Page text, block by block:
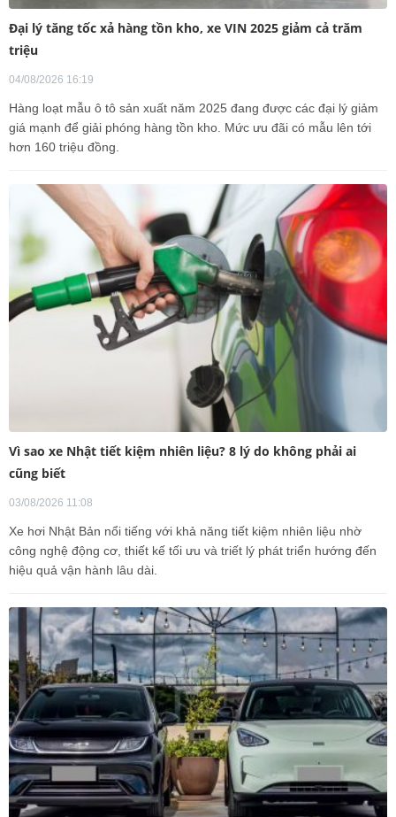
Đại lý tăng tốc xả hàng tồn kho, xe VIN 2025 giảm cả trăm
triệu
04/08/2026 16:19
Hàng loạt mẫu ô tô sản xuất năm 2025 đang được các đại lý giảm
giá mạnh để giải phóng hàng tồn kho. Mức ưu đãi có mẫu lên tới
hơn 160 triệu đồng.
Vì sao xe Nhật tiết kiệm nhiên liệu? 8 lý do không phải ai
cũng biết
03/08/2026 11:08
Xe hơi Nhật Bản nổi tiếng với khả năng tiết kiệm nhiên liệu nhờ
công nghệ động cơ, thiết kế tối ưu và triết lý phát triển hướng đến
hiệu quả vận hành lâu dài.